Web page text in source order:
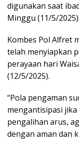
digunakan saat
Minggu (11/5/2025).
Kombes Pol Alfret
telah menyiapkan
perayaan hari
(12/5/2025).
“Pola pengaman
mengantisipasi
pengalihan arus,
dengan aman dan